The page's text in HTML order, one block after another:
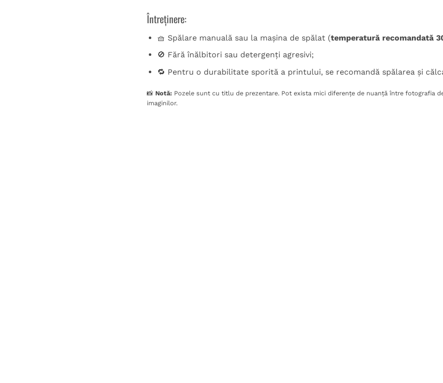
Întreținere:
🧺 Spălare manuală sau la mașina de spălat (temperatură recomandată
🚫 Fără înălbitori sau detergenți agresivi;
🔁 Pentru o durabilitate sporită a printului, se recomandă spălarea și
📸 Notă: Pozele sunt cu titlu de prezentare. Pot exista mici diferențe de nuanță între fotografia
imaginilor.